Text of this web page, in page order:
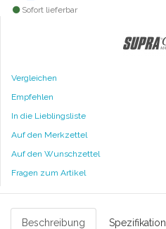
Sofort lieferbar
Vergleichen
Empfehlen
In die Lieblingsliste
Auf den Merkzettel
Auf den Wunschzettel
Fragen zum Artikel
Beschreibung Spezifikation